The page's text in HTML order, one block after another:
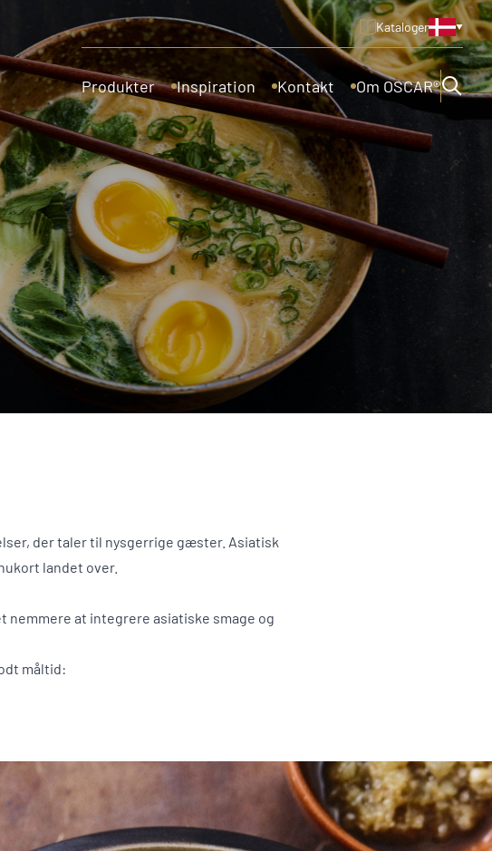
Kataloger
Produkter Inspiration Kontakt Om OSCAR®
der taler til nysgerrige gæster. Asiatisk
landet over.
nemmere at integrere asiatiske smage og
måltid: